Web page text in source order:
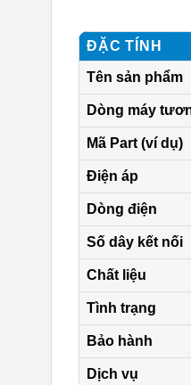
ĐẶC TÍNH
Tên sản phẩm
Dòng máy
Mã Part (ví dụ)
Điện áp
Dòng điện
Số dây kết nối
Chất liệu
Tình trạng
Bảo hành
Dịch vụ